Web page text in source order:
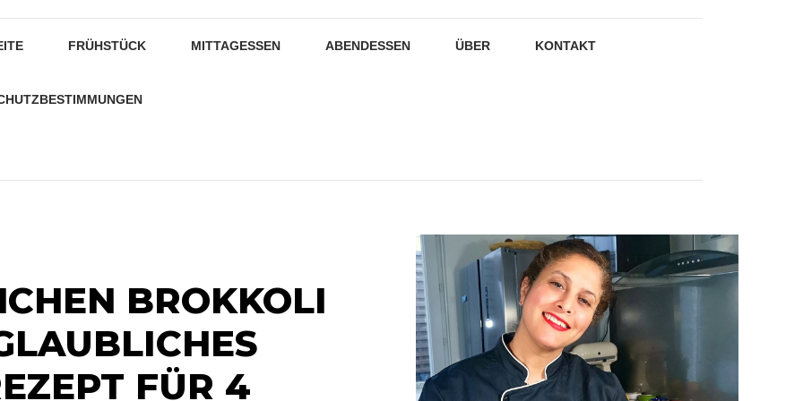
FRÜHSTÜCK MITTAGESSEN ABENDESSEN ÜBER KONTAKT
BROKKOLI
FÜR 4